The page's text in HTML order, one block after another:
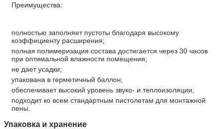
Преимущества:
полностью заполняет пустоты благодаря высокому
коэффициенту расширения;
полная полимеризация состава достигается через 30 часов
при оптимальной влажности помещения;
не дает усадки;
упакована в герметичный баллон;
обеспечивает высокий уровень звуко- и теплоизоляции;
подходит ко всем стандартным пистолетам для монтажной
пены.
Упаковка и хранение